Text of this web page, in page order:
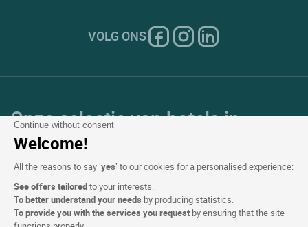
Continue without consent
Welcome!
All the reasons to say ‘yes’ to our cookies for a personalised experience:
See offers tailoredto your interests.
To better understand your needs by producing statistics.
To provide you with the services you request by ensuring that the site
VOLG ONS
Onze selectie van hotels in
Frankrijk en Europa
Top Landen
Topregio's